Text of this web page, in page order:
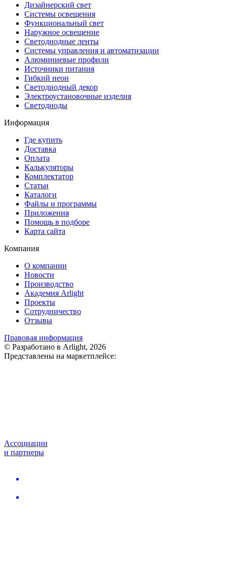
Дизайнерский свет
Системы освещения
Функциональный свет
Наружное освещение
Светодиодные ленты
Системы управления и автоматизации
Алюминиевые профили
Источники питания
Гибкий неон
Светодиодный декор
Электроустановочные изделия
Светодиоды
Информация
Где купить
Доставка
Оплата
Калькуляторы
Комплектатор
Статьи
Каталоги
Файлы и программы
Приложения
Помощь в подборе
Карта сайта
Компания
О компании
Новости
Производство
Академия Arlight
Проекты
Сотрудничество
Отзывы
Правовая информация
© Разработано в Arlight, 2026
Представлены на маркетплейсе:
Ассоциации
и партнеры